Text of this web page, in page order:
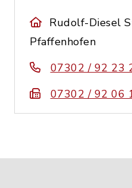
Rudolf-Diesel
Pfaffenhofen
07302 / 92 23
07302 / 92 06